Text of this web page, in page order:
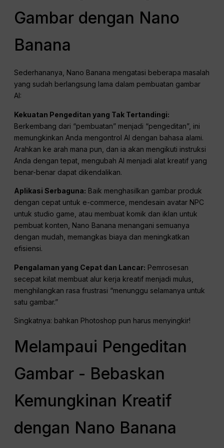
Gambar dengan Nano
Banana
Sederhananya, Nano Banana mengatasi beberapa masalah
yang sudah berlangsung lama dalam pembuatan gambar
AI:
Kekuatan Pengeditan yang Tak Tertandingi:
Berkembang dari “pembuatan” menjadi “pengeditan”, ini
memungkinkan Anda mengontrol AI dengan bahasa alami.
Arahkan ke arah mana pun, dan ia akan mengikuti instruksi
Anda dengan tepat, mengubah AI menjadi alat kreatif yang
benar-benar dapat dikendalikan.
Aplikasi Serbaguna: Baik menghasilkan gambar produk
dengan cepat untuk e-commerce, mendesain avatar NPC
untuk studio game, atau membuat komik dan iklan untuk
pembuat konten, Nano Banana menangani semuanya
dengan mudah, memangkas biaya dan meningkatkan
efisiensi.
Pengalaman yang Cepat dan Lancar: Pemrosesan
secepat kilat membuat alur kerja kreatif menjadi mulus,
menghilangkan rasa frustrasi “menunggu selamanya untuk
satu gambar.”
Singkatnya: bahkan Photoshop pun harus menyingkir!
Melampaui Pengeditan
Gambar - Bebaskan
Kemungkinan Kreatif
dengan Nano Banana